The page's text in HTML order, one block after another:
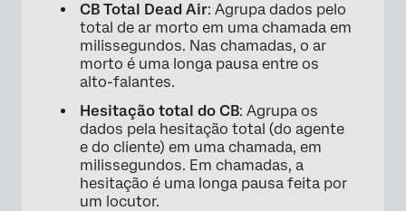
CB Total Dead Air: Agrupa dados pelo
total de ar morto em uma chamada em
milissegundos. Nas chamadas, o ar
morto é uma longa pausa entre os
alto-falantes.
Hesitação total do CB: Agrupa os
dados pela hesitação total (do agente
e do cliente) em uma chamada, em
milissegundos. Em chamadas, a
hesitação é uma longa pausa feita por
um locutor.